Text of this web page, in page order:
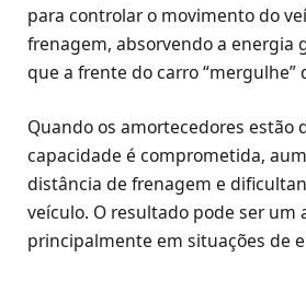
para controlar o movimento do
frenagem, absorvendo a energia
que a frente do carro “mergulhe”
Quando os amortecedores estão
capacidade é comprometida,
distância de frenagem e
veículo. O resultado pode ser um
principalmente em situações de